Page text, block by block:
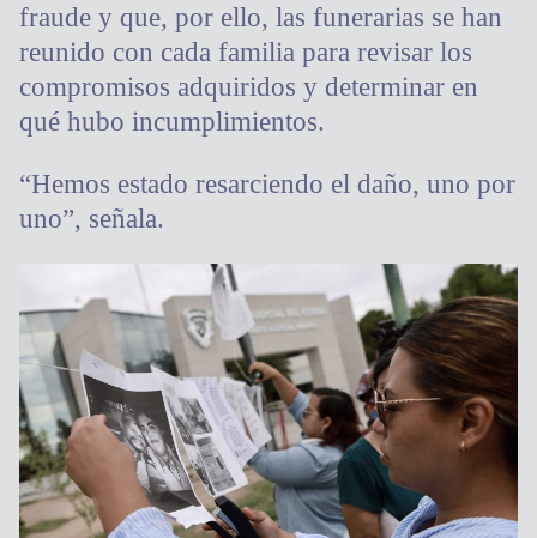
fraude y que, por ello, las funerarias se han
reunido con cada familia para revisar los
compromisos adquiridos y determinar en
qué hubo incumplimientos.
“Hemos estado resarciendo el daño, uno por
uno”, señala.